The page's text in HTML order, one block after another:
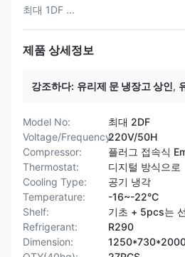
최대 1DF ...
제품 상세정보
강조하다: 유리제 문 냉장고 상인,
Model No:
최대 2DF
Voltage/Frequency:220V/50H
Compressor:
플러그 접속식
Thermostat:
디지털 방식으로
Cooling Type:
공기 냉각
Temperature:
-16~-22°C
Shelf:
기초 + 5pcs는
Refrigerant:
R290
Dimension: